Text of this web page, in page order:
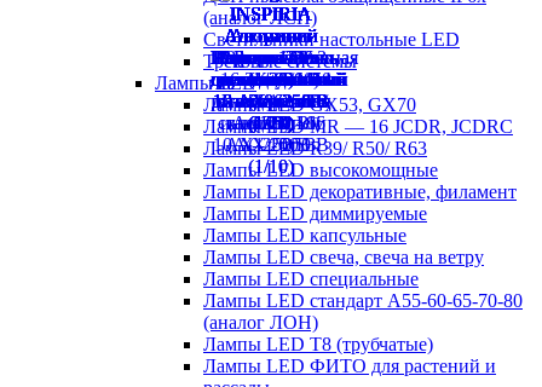
(аналог ЛСП)
Светильники настольные LED
Трековые системы
Лампы LED
Лампы LED GX53, GX70
Лампы LED MR — 16 JCDR, JCDRC
Лампы LED R39/ R50/ R63
Лампы LED высокомощные
Лампы LED декоративные, филамент
Лампы LED диммируемые
Лампы LED капсульные
Лампы LED свеча, свеча на ветру
Лампы LED специальные
Лампы LED стандарт А55-60-65-70-80
(аналог ЛОН)
Лампы LED Т8 (трубчатые)
Лампы LED ФИТО для растений и